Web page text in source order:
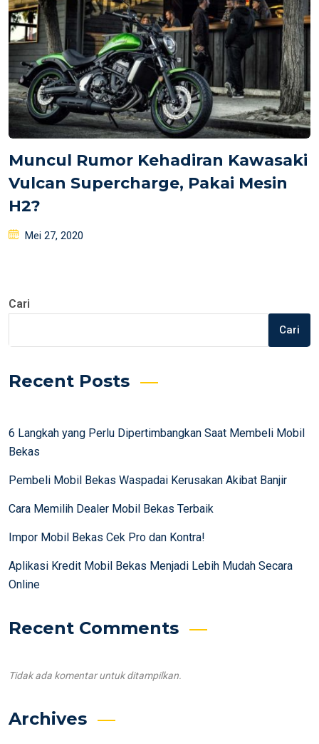
Muncul Rumor Kehadiran Kawasaki
Vulcan Supercharge, Pakai Mesin
H2?
Posted
Mei 27, 2020
Cari
Cari
Recent Posts
6 Langkah yang Perlu Dipertimbangkan Saat Membeli Mobil
Bekas
Pembeli Mobil Bekas Waspadai Kerusakan Akibat Banjir
Cara Memilih Dealer Mobil Bekas Terbaik
Impor Mobil Bekas Cek Pro dan Kontra!
Aplikasi Kredit Mobil Bekas Menjadi Lebih Mudah Secara
Online
Recent Comments
Tidak ada komentar untuk ditampilkan.
Archives